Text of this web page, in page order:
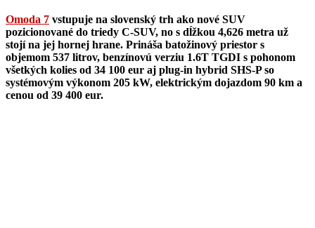
Omoda 7 vstupuje na slovenský trh ako nové SUV
pozicionované do triedy C-SUV, no s dĺžkou 4,626 metra už
stojí na jej hornej hrane. Prináša batožinový priestor s
objemom 537 litrov, benzínovú verziu 1.6T TGDI s pohonom
všetkých kolies od 34 100 eur aj plug-in hybrid SHS-P so
systémovým výkonom 205 kW, elektrickým dojazdom 90 km a
cenou od 39 400 eur.